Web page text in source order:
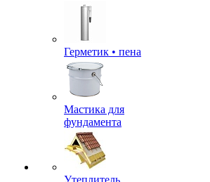
Герметик • пена
Мастика для
фундамента
Утеплитель